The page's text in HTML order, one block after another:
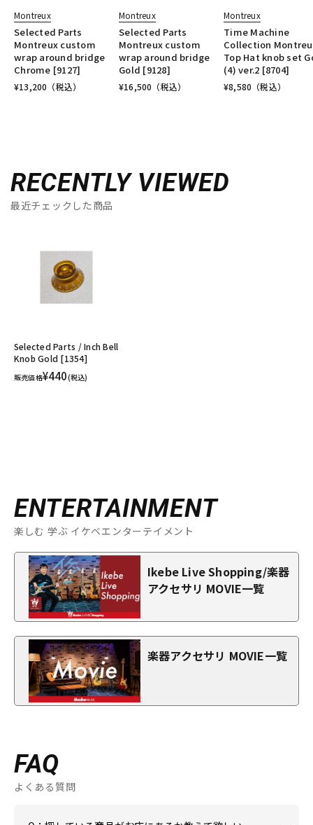
Montreux
Selected Parts
Montreux custom
wrap around bridge
Chrome [9127]
¥13,200 （税込）
Montreux
Selected Parts
Montreux custom
wrap around bridge
Gold [9128]
¥16,500 （税込）
Montreux
Time Machine
Collection
Top Hat knob set
(4) ver.2 [8704]
¥8,580 （税込）
RECENTLY VIEWED
最近チェックした商品
Selected Parts / Inch Bell
Knob Gold [1354]
販売価格¥440(税込)
ENTERTAINMENT
楽しむ 学ぶ イケベエンターテイメント
Ikebe Live Shopping/楽器
アクセサリ MOVIE一覧
楽器アクセサリ MOVIE一覧
FAQ
よくある質問